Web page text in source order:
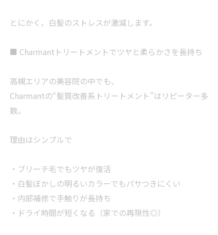
とにかく、白髪のストレスが激減します。
■ Charmantトリートメントでツヤと柔らかさを長持ち
高槻エリアの美容院の中でも、
Charmantの“髪質改善系トリートメント”はリピーター多
数。
理由はシンプルで
・ブリーチ毛でもツヤが復活
・白髪ぼかしの明るいカラーでもパサつきにくい
・内部補修で手触りが長持ち
・ドライ時間が短くなる（家での再現性◎）